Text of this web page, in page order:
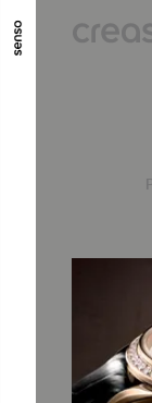
ALLER AU
ALLER EN